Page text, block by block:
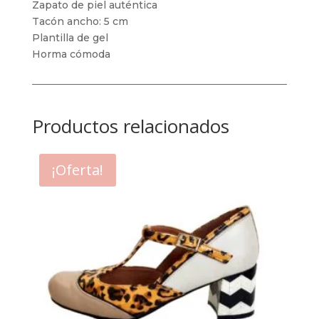
Zapato de piel auténtica
Tacón ancho: 5 cm
Plantilla de gel
Horma cómoda
Productos relacionados
¡Oferta!